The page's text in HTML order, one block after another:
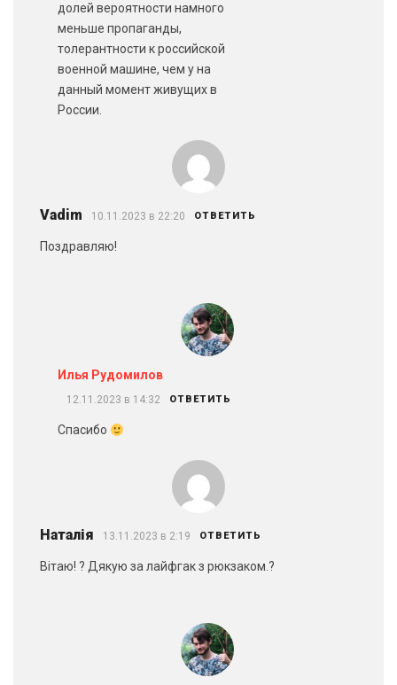
долей вероятности намного
меньше пропаганды,
толерантности к российской
военной машине, чем у на
данный момент живущих в
России.
Vadim 10.11.2023 в 22:20 ОТВЕТИТЬ
Поздравляю!
Илья Рудомилов
12.11.2023 в 14:32 ОТВЕТИТЬ
Спасибо
Наталія 13.11.2023 в 2:19 ОТВЕТИТЬ
Вітаю! ? Дякую за лайфгак з рюкзаком.?